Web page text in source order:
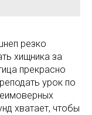
резко
хищника за
прекрасно
урок по
хватает, чтобы